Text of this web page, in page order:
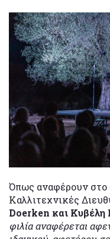
Όπως αναφέρουν στο
Καλλιτεχνικές
Doerken και Κυβέλη
φιλία αναφέρεται